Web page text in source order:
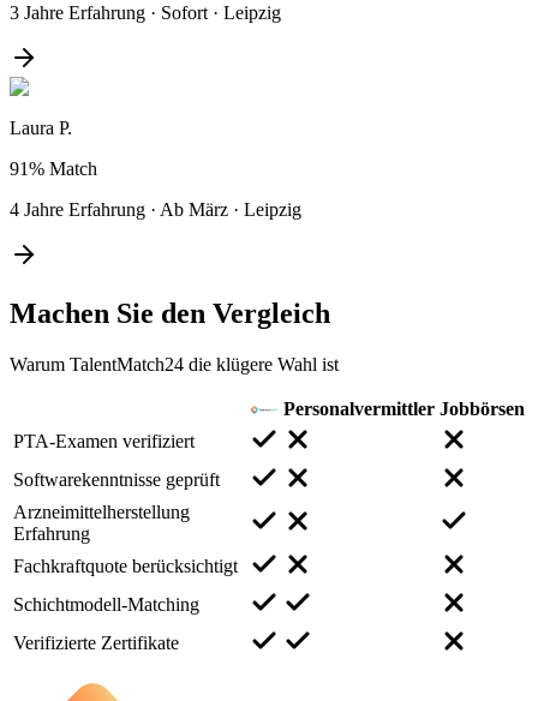
3 Jahre Erfahrung · Sofort · Leipzig
Laura P.
91% Match
4 Jahre Erfahrung · Ab März · Leipzig
Machen Sie den Vergleich
Warum TalentMatch24 die klügere Wahl ist
Personalvermittler Jobbörsen
PTA-Examen verifiziert
Softwarekenntnisse geprüft
Arzneimittelherstellung
Erfahrung
Fachkraftquote berücksichtigt
Schichtmodell-Matching
Verifizierte Zertifikate